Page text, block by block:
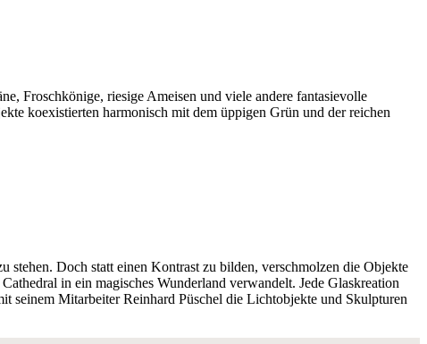
Froschkönige, riesige Ameisen und viele andere fantasievolle
koexistierten harmonisch mit dem üppigen Grün und der reichen
stehen. Doch statt einen Kontrast zu bilden, verschmolzen die Objekte
in ein magisches Wunderland verwandelt. Jede Glaskreation
seinem Mitarbeiter Reinhard Püschel die Lichtobjekte und Skulpturen